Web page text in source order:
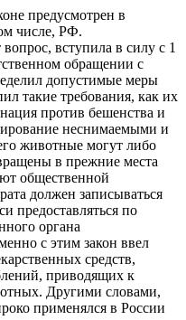
предусмотрен в
числе, РФ.
вступила в силу с 1
обращении с
допустимые меры
такие требования, как их
против бешенства и
неснимаемыми и
животные могут либо
в прежние места
общественной
должен записываться
предоставляться по
органа
с этим закон ввел
средств,
приводящих к
Другими словами,
применялся в России